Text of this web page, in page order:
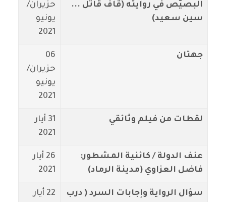
البصيّص في روايته (قاف قاتل ...
سين سعيد)
حزيران/
يونيو
2021
جهتان
06
حزيران/
يونيو
2021
لقطات من فيلم وثائقي
31 أيار
2021
عنف الدولة / كائنية المشطور:
فاضل العزاوي (مدينة الرماد)
26 أيار
2021
سؤال الرواية وإجابات السرد ( درب
22 أيار